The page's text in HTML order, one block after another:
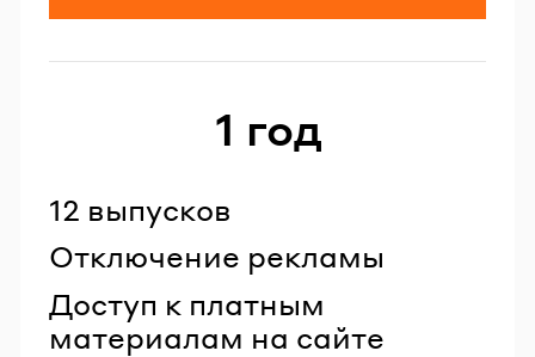
1 год
12 выпусков
Отключение рекламы
Доступ к платным
материалам на сайте